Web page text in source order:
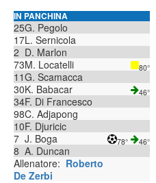
IN PANCHINA
25G. Pegolo
17L. Sernicola
2 D. Marlon
73M. Locatelli 80°
11G. Scamacca
30K. Babacar 46°
34F. Di Francesco
98C. Adjapong
10F. Djuricic
7 J. Boga 78° 46°
8 A. Duncan
Allenatore: Roberto
De Zerbi